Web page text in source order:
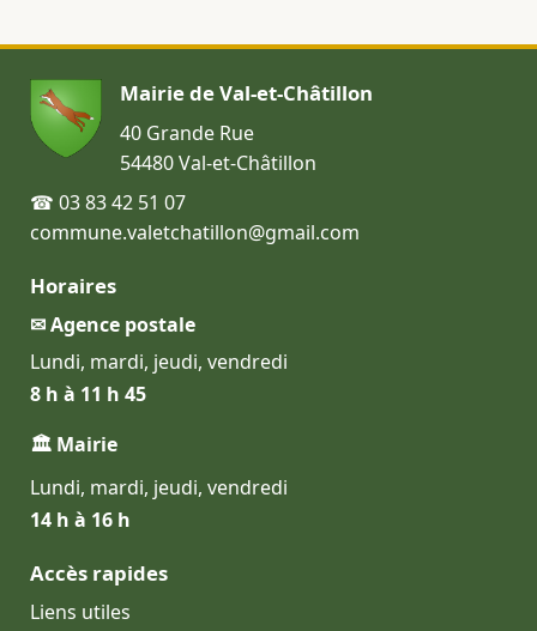
Mairie de Val-et-Châtillon
40 Grande Rue
54480 Val-et-Châtillon
☎ 03 83 42 51 07
commune.valetchatillon@gmail.com
Horaires
✉ Agence postale
Lundi, mardi, jeudi, vendredi
8 h à 11 h 45
🏛 Mairie
Lundi, mardi, jeudi, vendredi
14 h à 16 h
Accès rapides
Liens utiles